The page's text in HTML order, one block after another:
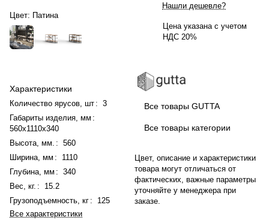
Цвет: Патина
Характеристики
Количество ярусов, шт : 3
Габариты изделия, мм :
560x1110x340
Высота, мм. : 560
Ширина, мм :
1110
Глубина, мм : 340
Вес, кг. :
15.2
Грузоподъемность, кг :
125
Все характеристики
Нашли дешевле?
Цена указана с учетом
НДС 20%
Все товары GUTTA
Все товары категории
Цвет, описание и характеристики
товара могут отличаться от
фактических, важные параметры
уточняйте у менеджера при
заказе.